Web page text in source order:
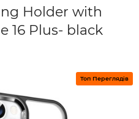
Holder with
16 Plus- black
Топ Переглядів